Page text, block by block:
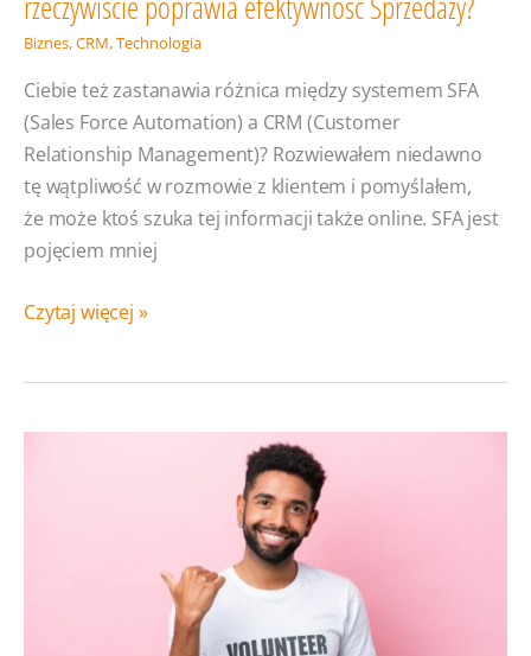
Biznes,CRM,Technologia
Ciebie też zastanawia różnica między systemem SFA
(Sales Force Automation) a CRM (Customer
Relationship Management)? Rozwiewałem niedawno
tę wątpliwość w rozmowie z klientem i pomyślałem,
że może ktoś szuka tej informacji także online. SFA jest
pojęciem mniej
System
narzędzie
Czytaj więcej »